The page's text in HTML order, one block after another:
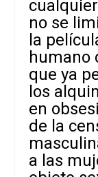
no se
la
humano
que ya
los
en
de la
a las